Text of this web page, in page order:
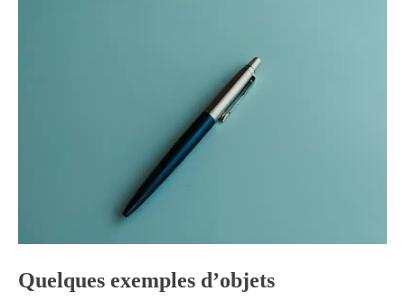
Quelques exemples d’objets